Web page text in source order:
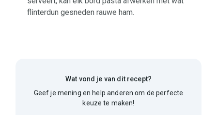
flinterdun gesneden rauwe ham.
Wat vond je van dit recept?
Geef je mening en help anderen om de perfecte
keuze te maken!